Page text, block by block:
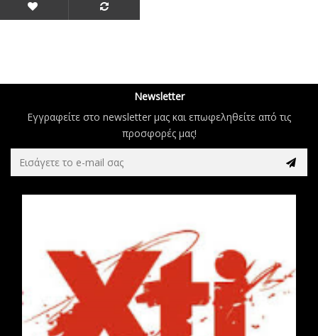
Newsletter
Εγγραφείτε στο newsletter μας και επωφεληθείτε από τις
προσφορές μας!